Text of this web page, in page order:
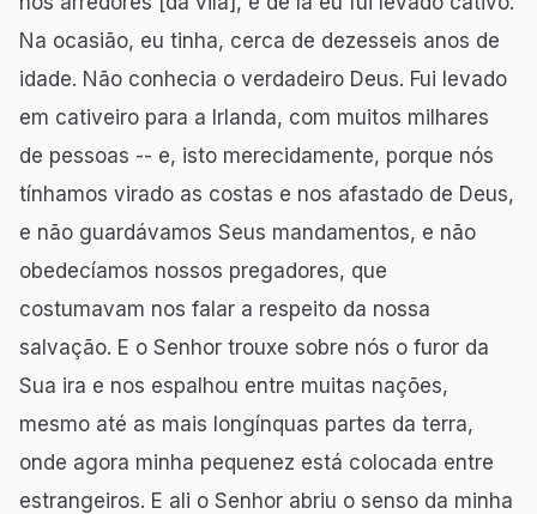
Na ocasião, eu tinha, cerca de dezesseis anos de
idade. Não conhecia o verdadeiro Deus. Fui levado
em cativeiro para a Irlanda, com muitos milhares
de pessoas -- e, isto merecidamente, porque nós
tínhamos virado as costas e nos afastado de Deus,
e não guardávamos Seus mandamentos, e não
obedecíamos nossos pregadores, que
costumavam nos falar a respeito da nossa
salvação. E o Senhor trouxe sobre nós o furor da
Sua ira e nos espalhou entre muitas nações,
mesmo até as mais longínquas partes da terra,
onde agora minha pequenez está colocada entre
estrangeiros. E ali o Senhor abriu o senso da minha